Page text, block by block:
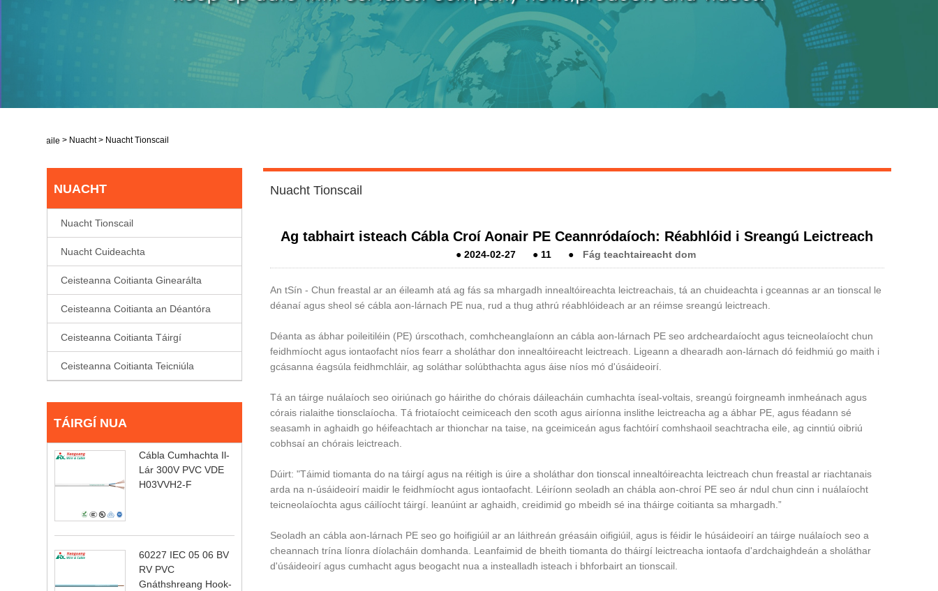
Baile > Nuacht > Nuacht Tionscail
NUACHT
Nuacht Tionscail
Nuacht Cuideachta
Ceisteanna Coitianta Ginearálta
Ceisteanna Coitianta an Déantóra
Ceisteanna Coitianta Táirgí
Ceisteanna Coitianta Teicniúla
TÁIRGÍ NUA
Cábla Cumhachta Il-
Lár 300V PVC VDE
H03VVH2-F
60227 IEC 05 06 BV
RV PVC
Gnáthshreang Hook-
Nuacht Tionscail
Ag tabhairt isteach Cábla Croí Aonair PE Ceannródaíoch: Réabhlóid i Sreangú Leictreach
● 2024-02-27 ● 11 ● Fág teachtaireacht dom
An tSín - Chun freastal ar an éileamh atá ag fás sa mhargadh innealtóireachta leictreachais, tá an chuideachta i gceannas ar an tionscal le
déanaí agus sheol sé cábla aon-lárnach PE nua, rud a thug athrú réabhlóideach ar an réimse sreangú leictreach.
Déanta as ábhar poileitiléin (PE) úrscothach, comhcheanglaíonn an cábla aon-lárnach PE seo ardcheardaíocht agus teicneolaíocht chun
feidhmíocht agus iontaofacht níos fearr a sholáthar don innealtóireacht leictreach. Ligeann a dhearadh aon-lárnach dó feidhmiú go maith i
gcásanna éagsúla feidhmchláir, ag soláthar solúbthachta agus áise níos mó d'úsáideoirí.
Tá an táirge nuálaíoch seo oiriúnach go háirithe do chórais dáileacháin cumhachta íseal-voltais, sreangú foirgneamh inmheánach agus
córais rialaithe tionsclaíocha. Tá friotaíocht ceimiceach den scoth agus airíonna inslithe leictreacha ag a ábhar PE, agus féadann sé
seasamh in aghaidh go héifeachtach ar thionchar na taise, na gceimiceán agus fachtóirí comhshaoil ​​seachtracha eile, ag cinntiú oibriú
cobhsaí an chórais leictreach.
Dúirt: "Táimid tiomanta do na táirgí agus na réitigh is úire a sholáthar don tionscal innealtóireachta leictreach chun freastal ar riachtanais
arda na n-úsáideoirí maidir le feidhmíocht agus iontaofacht. Léiríonn seoladh an chábla aon-chroí PE seo ár ndul chun cinn i nuálaíocht
teicneolaíochta agus cáilíocht táirgí. leanúint ar aghaidh, creidimid go mbeidh sé ina tháirge coitianta sa mhargadh.”
Seoladh an cábla aon-lárnach PE seo go hoifigiúil ar an láithreán gréasáin oifigiúil, agus is féidir le húsáideoirí an táirge nuálaíoch seo a
cheannach trína líonra díolacháin domhanda. Leanfaimid de bheith tiomanta do tháirgí leictreacha iontaofa d'ardchaighdeán a sholáthar
d'úsáideoirí agus cumhacht agus beogacht nua a instealladh isteach i bhforbairt an tionscail.